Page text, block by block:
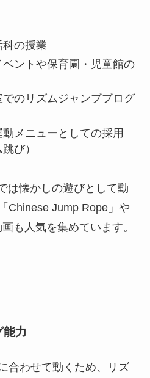
の授業
ントや保育園・児童館の
のリズムジャンププログ
メニューとしての採用
び）
は懐かしの遊びとして動
Chinese Jump Rope」や
も人気を集めています。
能力
合わせて動くため、リズ